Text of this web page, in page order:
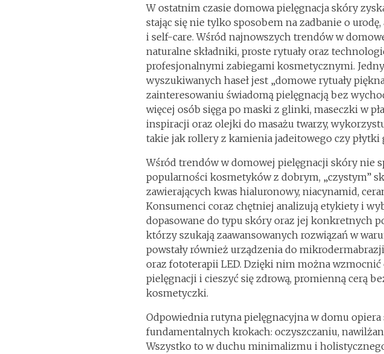
W ostatnim czasie domowa pielęgnacja skóry
stając się nie tylko sposobem na zadbanie o
i self-care. Wśród najnowszych trendów w
naturalne składniki, proste rytuały oraz
profesjonalnymi zabiegami kosmetycznymi.
wyszukiwanych haseł jest „domowe rytuały
zainteresowaniu świadomą pielęgnacją bez
więcej osób sięga po maski z glinki, maseczki w
inspiracji oraz olejki do masażu twarzy,
takie jak rollery z kamienia jadeitowego czy płytki
Wśród trendów w domowej pielęgnacji skóry nie
popularności kosmetyków z dobrym, „czystym”
zawierających kwas hialuronowy, niacynamid,
Konsumenci coraz chętniej analizują etykiety i
dopasowane do typu skóry oraz jej konkretnych
którzy szukają zaawansowanych rozwiązań w
powstały również urządzenia do
oraz fototerapii LED. Dzięki nim można
pielęgnacji i cieszyć się zdrową, promienną cerą
kosmetyczki.
Odpowiednia rutyna pielęgnacyjna w domu opiera
fundamentalnych krokach: oczyszczaniu,
Wszystko to w duchu minimalizmu i